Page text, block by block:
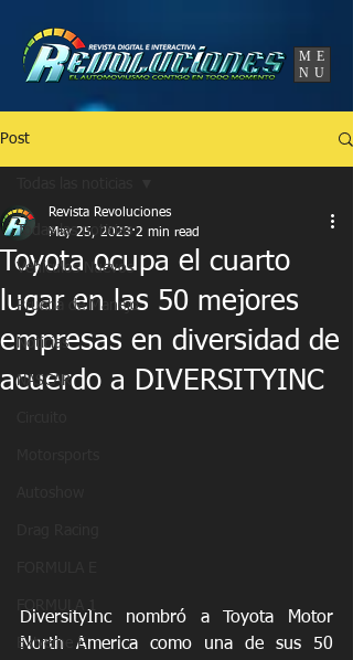
ME
NU
Post
Todas las noticias
Vehículos Nuevos
Prueba de Manejo
Noticias
NASCAR
FORMULA 1
Extreme E
Toyota ocupa el cuarto
lugar en las 50 mejores
empresas en diversidad de
acuerdo a DIVERSITYINC
Revista Revoluciones
May 25, 2023 2 min read
DiversityInc nombró a Toyota Motor
North America como una de sus 50